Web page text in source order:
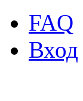
FAQ
Вход